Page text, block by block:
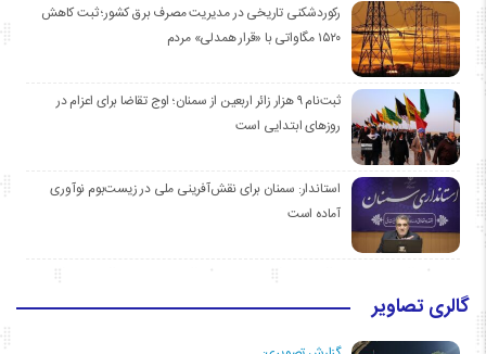
رکوردشکنی تاریخی در مدیریت مصرف برق کشور؛ ثبت کاهش
۱۵۲۰ مگاواتی با «قرار همدلی» مردم
ثبت‌نام ۹ هزار زائر اربعین از سمنان؛ اوج تقاضا برای اعزام در
روزهای ابتدایی است
استاندار: سمنان برای نقش‌آفرینی ملی در زیست‌بوم نوآوری
آماده است
گالری تصاویر